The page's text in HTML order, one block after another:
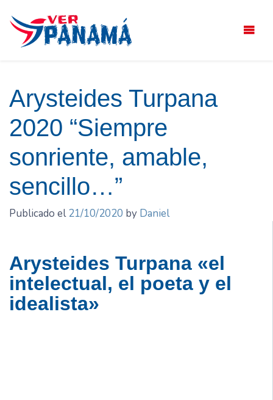
contenido
Arysteides Turpana
2020 “Siempre
sonriente, amable,
sencillo…”
Publicado el21/10/2020 by Daniel
Arysteides Turpana «el
intelectual, el poeta y el
idealista»